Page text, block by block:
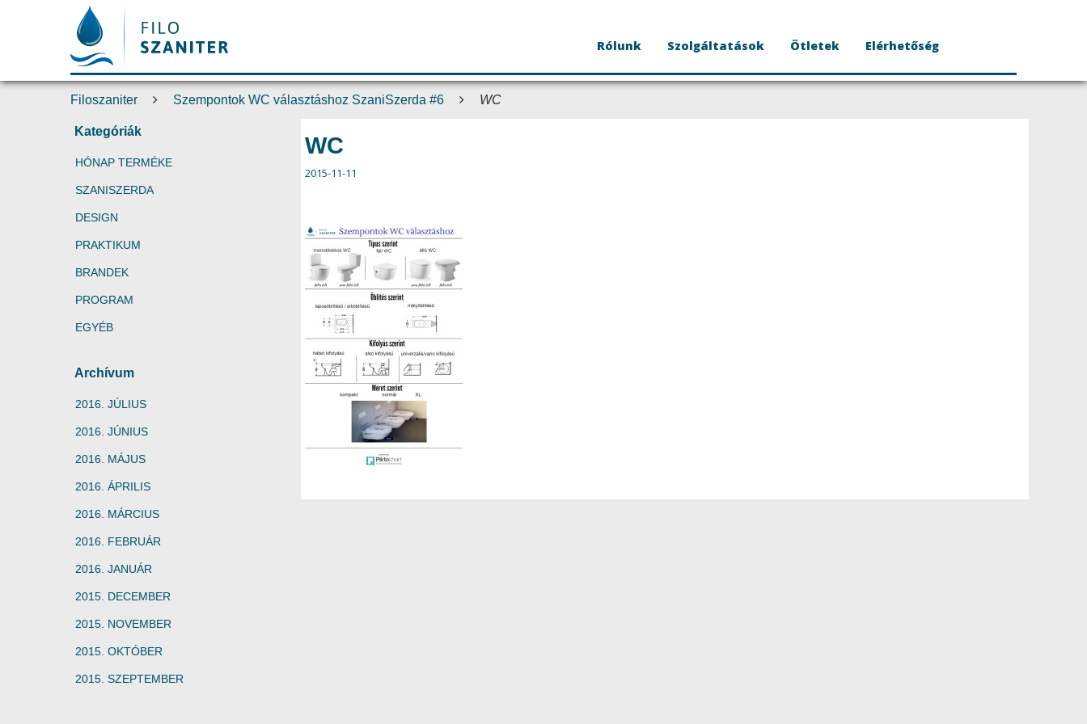
Rólunk Szolgáltatások Ötletek Elérhetőség
Filoszaniter Szempontok WC választáshoz SzaniSzerda #6 WC
Kategóriák
HÓNAP TERMÉKE
SZANISZERDA
DESIGN
PRAKTIKUM
BRANDEK
PROGRAM
EGYÉB
Archívum
2016. JÚLIUS
2016. JÚNIUS
2016. MÁJUS
2016. ÁPRILIS
2016. MÁRCIUS
2016. FEBRUÁR
2016. JANUÁR
2015. DECEMBER
2015. NOVEMBER
2015. OKTÓBER
2015. SZEPTEMBER
WC
2015-11-11